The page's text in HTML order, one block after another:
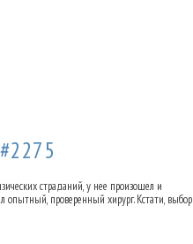
#2275
страданий, у нее произошел и
опытный, проверенный хирург. Кстати, выбор